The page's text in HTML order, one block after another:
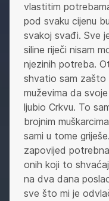
vlastitim
pod svaku cijenu
svakoj svađi. Sve
siline riječi nisam
njezinih potreba.
shvatio sam zašto
muževima da
ljubio Crkvu. To
brojnim
sami u tome
zapovijed
onih koji to
na dva dana
sve što mi je